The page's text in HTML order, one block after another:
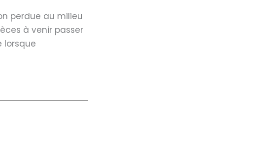
perdue au milieu
à venir passer
lorsque